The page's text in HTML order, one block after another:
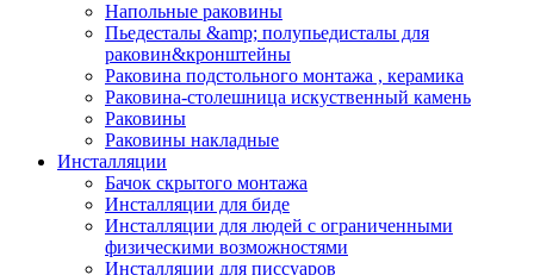
Напольные раковины
Пьедесталы &amp; полупьедисталы для
раковин&кронштейны
Раковина подстольного монтажа , керамика
Раковина-столешница искуственный камень
Раковины
Раковины накладные
Инсталляции
Бачок скрытого монтажа
Инсталляции для биде
Инсталляции для людей с ограниченными
физическими возможностями
Инсталляции для писсуаров